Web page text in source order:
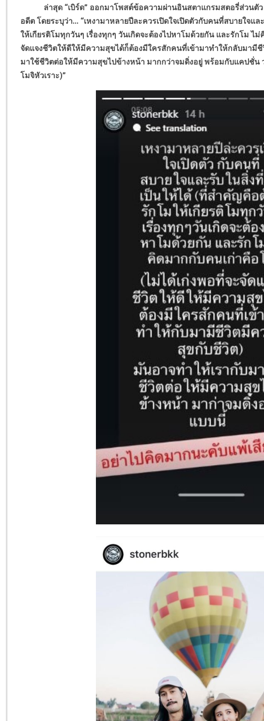
ล่าสุด “เบิร์ด” ออกมาโพสต์ข้อความผ่านอินสตาแกรมสตอรี่ส่วนตัว
อดีต โดยระบุว่า... “เหงามาหลายปีละควรเปิดใจเปิดตัวกับคนที่สบายใจแ
ให้เกียรติโมทุกวันๆ เรื่องทุกๆ วันเกิดจะต้องไปหาโมด้วยกัน และรักโม ไ
จัดแจงชีวิตให้ดีให้มีความสุขได้ก็ต้องมีใครสักคนที่เข้ามาทำให้กลับมามี
มาใช้ชีวิตต่อให้มีความสุขไปข้างหน้า มากกว่าจมดิ่งอยู่ พร้อมกับแคปชั่น
โมจิหัวเราะ)”